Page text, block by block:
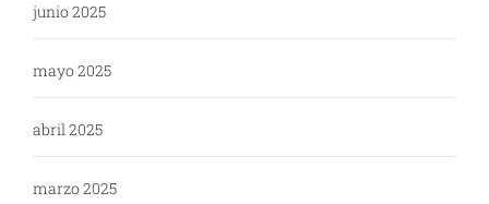
junio 2025
mayo 2025
abril 2025
marzo 2025